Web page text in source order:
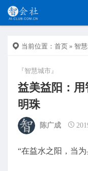
当前位置： 首页 » 智
『智慧城市』
益美益阳：
明珠
陈广成
“在益水之阳，当